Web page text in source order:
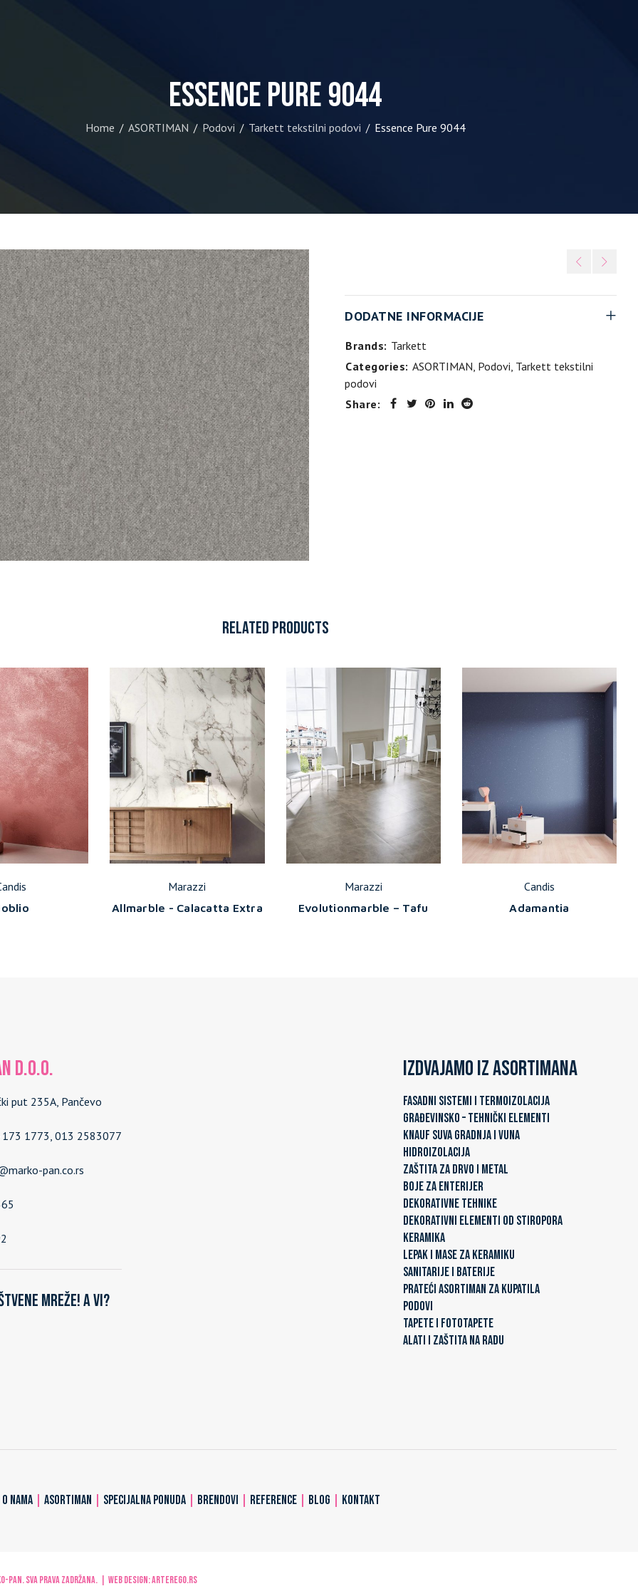
Essence Pure 9044
Home / ASORTIMAN / Podovi / Tarkett tekstilni podovi / Essence Pure 9044
DODATNE INFORMACIJE
Brands: Tarkett
Categories: ASORTIMAN, Podovi, Tarkett tekstilni
podovi
Share:
RELATED PRODUCTS
Marazzi
Allmarble - Calacatta Extra
Marazzi
Evolutionmarble – Tafu
Candis
Adamantia
d.o.o.
put 235A, Pančevo
173 1773, 013 2583077
pan.co.rs
mreže! A vi?
Izdvajamo iz asortimana
FASADNI SISTEMI I TERMOIZOLACIJA
GRAĐEVINSKO – TEHNIČKI ELEMENTI
KNAUF SUVA GRADNJA I VUNA
HIDROIZOLACIJA
ZAŠTITA ZA DRVO I METAL
BOJE ZA ENTERIJER
DEKORATIVNE TEHNIKE
DEKORATIVNI ELEMENTI OD STIROPORA
KERAMIKA
LEPAK I MASE ZA KERAMIKU
SANITARIJE I BATERIJE
PRATEĆI ASORTIMAN ZA KUPATILA
PODOVI
TAPETE I FOTOTAPETE
ALATI I ZAŠTITA NA RADU
O NAMA ASORTIMAN SPECIJALNA PONUDA BRENDOVI REFERENCE BLOG KONTAKT
PAN. Sva prava zadržana. | Web design:ARTerEgo.rs